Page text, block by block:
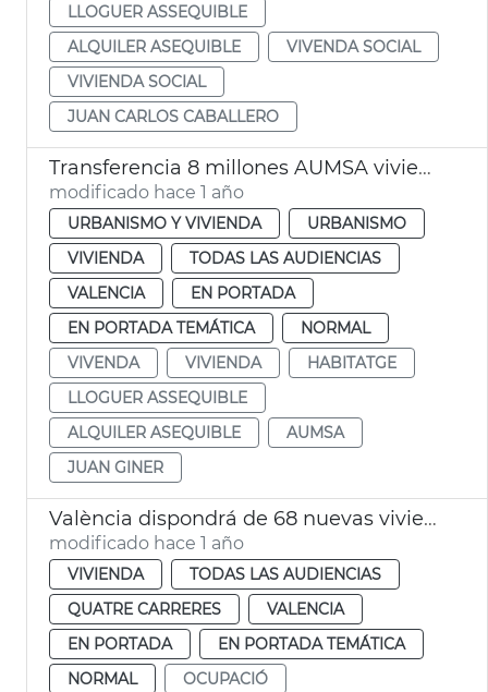
LLOGUER ASSEQUIBLE
ALQUILER ASEQUIBLE
VIVENDA SOCIAL
VIVIENDA SOCIAL
JUAN CARLOS CABALLERO
Transferencia 8 millones AUMSA viviendas alquiler asequible
modificado hace 1 año
URBANISMO Y VIVIENDA
URBANISMO
VIVIENDA
TODAS LAS AUDIENCIAS
VALENCIA
EN PORTADA
EN PORTADA TEMÁTICA
NORMAL
VIVENDA
VIVIENDA
HABITATGE
LLOGUER ASSEQUIBLE
ALQUILER ASEQUIBLE
AUMSA
JUAN GINER
València dispondrá de 68 nuevas viviendas de alquiler asequible este verano
modificado hace 1 año
VIVIENDA
TODAS LAS AUDIENCIAS
QUATRE CARRERES
VALENCIA
EN PORTADA
EN PORTADA TEMÁTICA
NORMAL
OCUPACIÓ